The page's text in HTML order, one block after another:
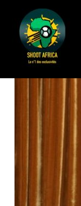
contenu